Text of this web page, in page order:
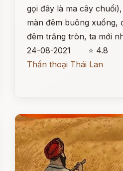
gọi đây là ma cây
màn đêm buông xuống,
đêm trăng tròn, ta mới
24-08-2021
⭐ 4.8
Thần thoại Thái Lan